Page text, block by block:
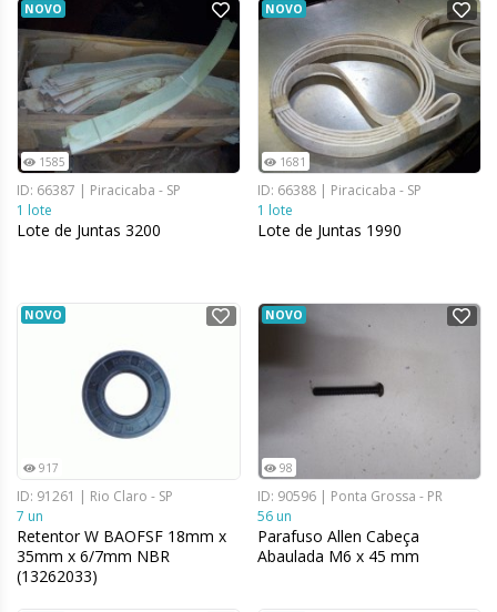
NOVO
1585
ID: 66387 | Piracicaba - SP
1 lote
Lote de Juntas 3200
NOVO
1681
ID: 66388 | Piracicaba - SP
1 lote
Lote de Juntas 1990
NOVO
917
ID: 91261 | Rio Claro - SP
7 un
Retentor W BAOFSF 18mm x
35mm x 6/7mm NBR
(13262033)
NOVO
98
ID: 90596 | Ponta Grossa - PR
56 un
Parafuso Allen Cabeça
Abaulada M6 x 45 mm